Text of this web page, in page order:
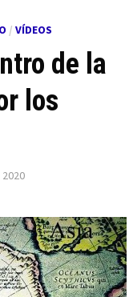
/ VÍDEOS
de la
los